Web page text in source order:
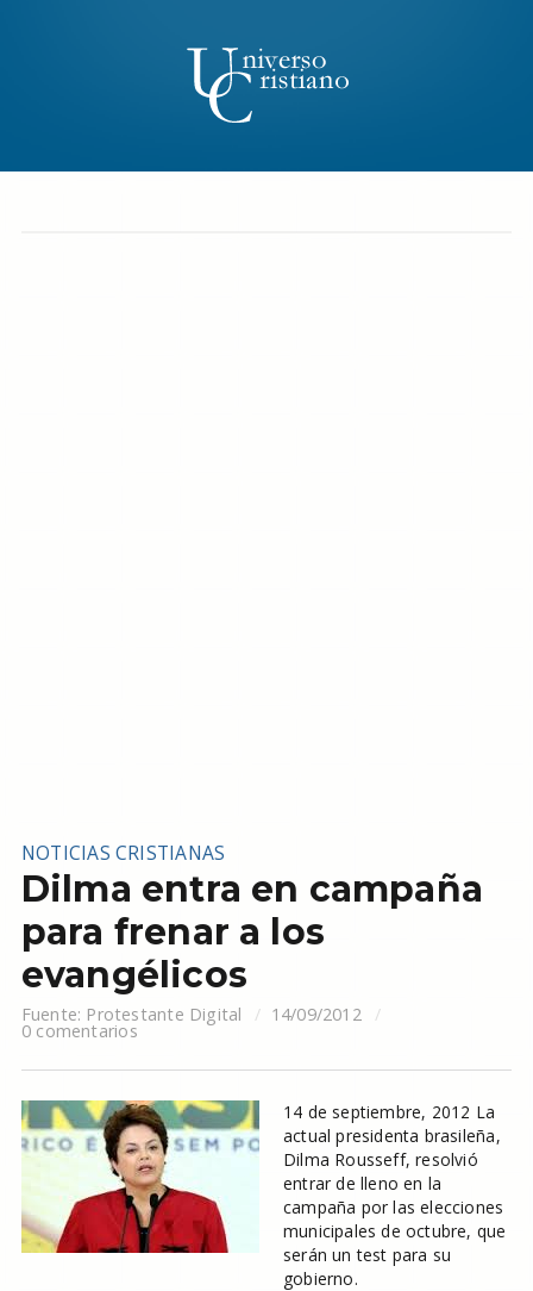
NOTICIAS CRISTIANAS
Dilma entra en campaña
para frenar a los
evangélicos
Fuente: Protestante Digital 14/09/2012
0 comentarios
14 de septiembre, 2012 La
actual presidenta brasileña,
Dilma Rousseff, resolvió
entrar de lleno en la
campaña por las elecciones
municipales de octubre, que
serán un test para su
gobierno.